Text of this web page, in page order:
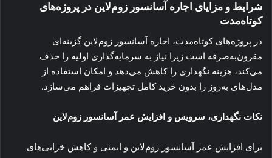
شرایط و مزایای اجاره آسانسور زوم‌لاین در پروژه‌های
کوتاه‌مدت
در پروژه‌های کوتاه‌مدت، اجاره آسانسور زوم‌لاین گزینه‌ای
مقرون‌به‌صرفه است زیرا نیاز به سرمایه‌گذاری اولیه را حذف
می‌کند، هزینه نگهداری را کاهش می‌دهد و امکان استفاده از
مدل‌های به‌روز را بدون خرید کامل تجهیزات فراهم می‌سازد.
نکات نگهداری، سرویس و افزایش عمر آسانسور زوم‌لاین
برای افزایش عمر آسانسور زوم‌لاین و ایمنی و کاهش خرابی‌های